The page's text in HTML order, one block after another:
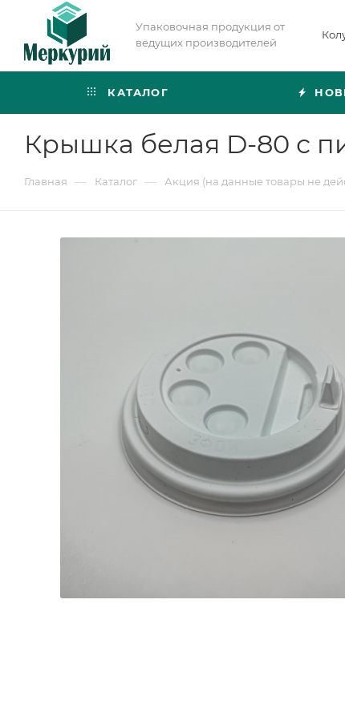
Упаковочная продукция от
ведущих производителей
КАТАЛОГ
Крышка белая D-80 с
Главная — Каталог — Акция (на данные товары не